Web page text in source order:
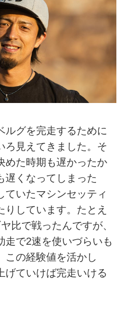
ルグを完走するために
ろ見えてきました。そ
めた時期も遅かったか
遅くなってしまった
ていたマシンセッティ
りしています。たとえ
比で戦ったんですが、
走で2速を使いづらいも
この経験値を活かし
げていけば完走いける